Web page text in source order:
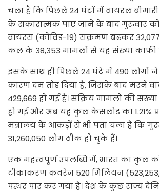
चला है कि पिछले 24 घंटों में वायरल बीमारी
के सकारात्मक पाए जाने के बाद गुरुवार
वायरस (कोविड-19) संक्रमण बढ़कर
कल के 38,353 मामलों से यह संख्या काफी
इसके साथ ही पिछले 24 घंटे में 490 लोगों
कारण दम तोड़ दिया है, जिसके बाद मरने
429,669 हो गई है। सक्रिय मामलों की
हो गई और अब यह कुल केसलोड का 1.21%
मंत्रालय के आंकड़ों से भी पता चला है कि
31,260,050 लोग ठीक हो चुके हैं।
एक महत्वपूर्ण उपलब्धि में, भारत का कुल
टीकाकरण कवरेज 520 मिलियन
पत्थर पार कर गया है। देश के कुछ राज्य